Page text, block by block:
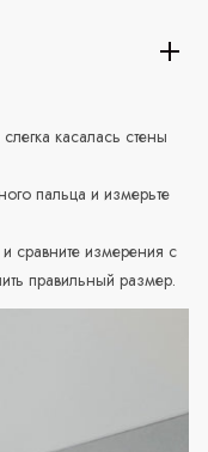
касалась стены
пальца и измерьте
сравните измерения с
правильный размер.